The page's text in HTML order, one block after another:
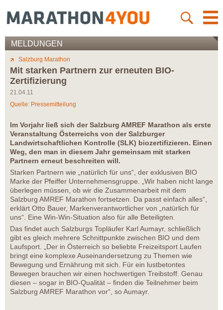
MELDUNGEN
Salzburg Marathon
Mit starken Partnern zur erneuten BIO-
Zertifizierung
21.04.11
Quelle: Pressemitteilung
Im Vorjahr ließ sich der Salzburg AMREF Marathon als erste
Veranstaltung Österreichs von der Salzburger
Landwirtschaftlichen Kontrolle (SLK) biozertifizieren. Einen
Weg, den man in diesem Jahr gemeinsam mit starken
Partnern erneut beschreiten will.
Starken Partnern wie „natürlich für uns“, der exklusiven BIO
Marke der Pfeiffer Unternehmensgruppe. „Wir haben nicht lange
überlegen müssen, ob wir die Zusammenarbeit mit dem
Salzburg AMREF Marathon fortsetzen. Da passt einfach alles“,
erklärt Otto Bauer, Markenverantwortlicher von „natürlich für
uns“. Eine Win-Win-Situation also für alle Beteiligten.
Das findet auch Salzburgs Topläufer Karl Aumayr, schließlich
gibt es gleich mehrere Schnittpunkte zwischen BIO und dem
Laufsport. „Der in Österreich so beliebte Freizeitsport Laufen
bringt eine komplexe Auseinandersetzung zu Themen wie
Bewegung und Ernährung mit sich. Für ein lustbetontes
Bewegen brauchen wir einen hochwertigen Treibstoff. Genau
diesen – sogar in BIO-Qualität – finden die Teilnehmer beim
Salzburg AMREF Marathon vor“, so Aumayr.